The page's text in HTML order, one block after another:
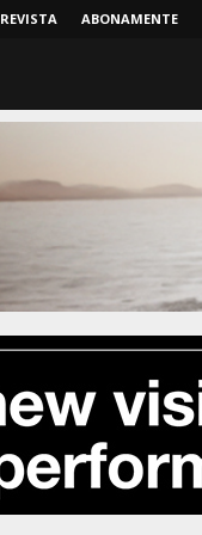
REVISTA ABONAMENTE